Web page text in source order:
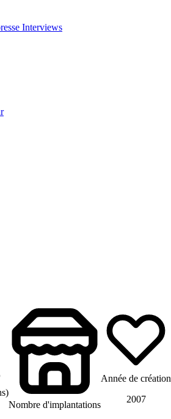
Interviews
Nombre d'implantations
Année de création
2007